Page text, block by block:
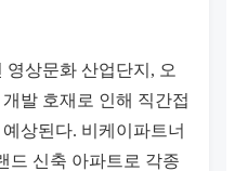
영상문화 산업단지, 오
발 호재로 인해 직간접
상된다. 비케이파트너
드 신축 아파트로 각종